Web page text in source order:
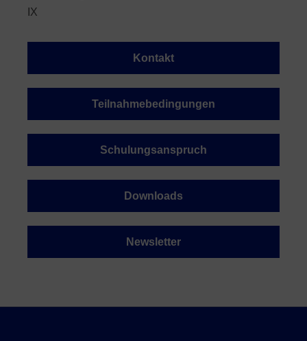
IX
Kontakt
Teilnahmebedingungen
Schulungsanspruch
Downloads
Newsletter